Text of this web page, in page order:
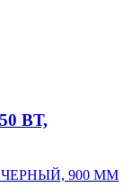
ВТ,